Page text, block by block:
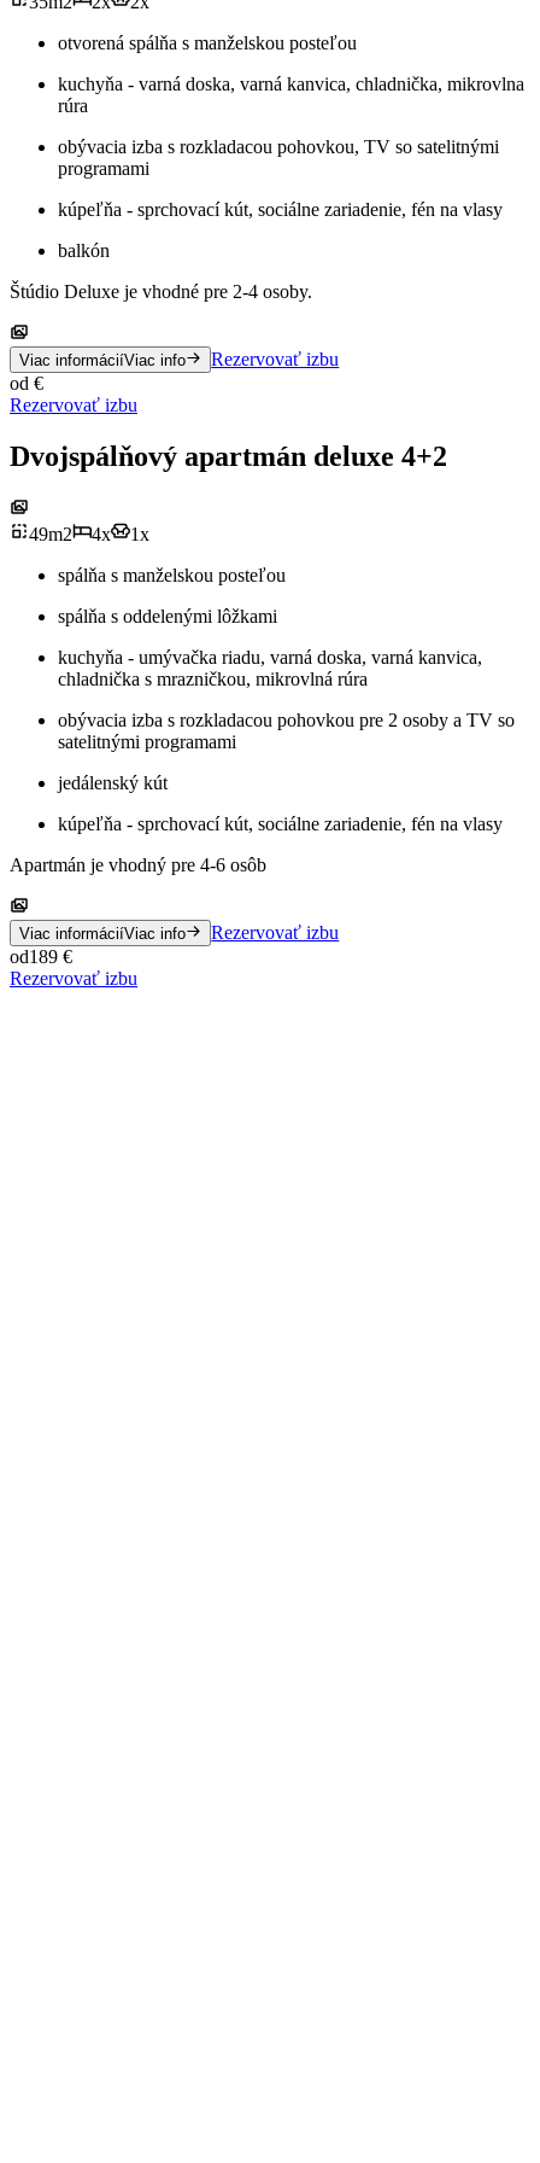
otvorená spálňa s manželskou posteľou
kuchyňa - varná doska, varná kanvica, chladnička, mikrovlna
rúra
obývacia izba s rozkladacou pohovkou, TV so satelitnými
programami
kúpeľňa - sprchovací kút, sociálne zariadenie, fén na vlasy
balkón
Štúdio Deluxe je vhodné pre 2-4 osoby.
Viac informáciíViac info
Rezervovať izbu
od €
Rezervovať izbu
Dvojspálňový apartmán deluxe 4+2
49m2 4x 1x
spálňa s manželskou posteľou
spálňa s oddelenými lôžkami
kuchyňa - umývačka riadu, varná doska, varná kanvica,
chladnička s mrazničkou, mikrovlná rúra
obývacia izba s rozkladacou pohovkou pre 2 osoby a TV so
satelitnými programami
jedálenský kút
kúpeľňa - sprchovací kút, sociálne zariadenie, fén na vlasy
Apartmán je vhodný pre 4-6 osôb
Viac informáciíViac info
Rezervovať izbu
od189 €
Rezervovať izbu